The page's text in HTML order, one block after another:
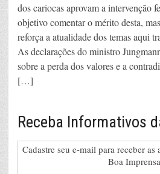
dos cariocas aprovam a intervenção
objetivo comentar o mérito desta,
reforça a atualidade dos temas aqui
As declarações do ministro
sobre a perda dos valores e a
[…]
Receba Informativos
Cadastre seu e-mail para receber
Boa